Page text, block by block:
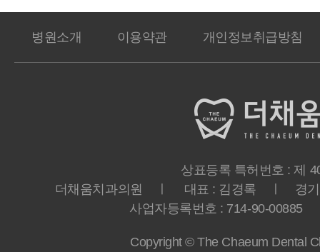
병원소개 이용약관 개인정보취급방침
상표등록 특허번호 : 제
더채움치과의원 ㅣ 대표 : 김경록 ㅣ 경기
사업자등록번호 : 714-90-00885
Copyright © The Chaeum Dental